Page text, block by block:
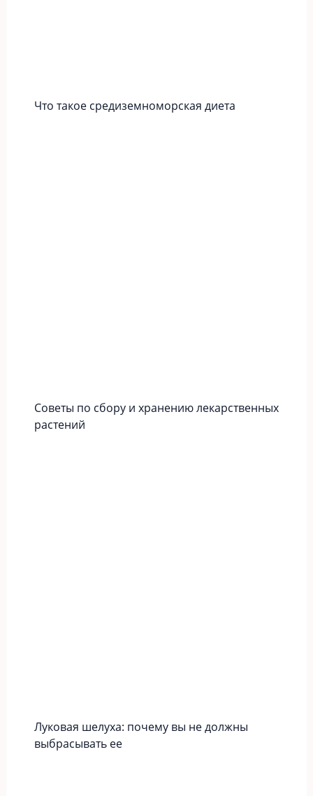
Что такое средиземноморская диета
Советы по сбору и хранению лекарственных
растений
Луковая шелуха: почему вы не должны
выбрасывать ее